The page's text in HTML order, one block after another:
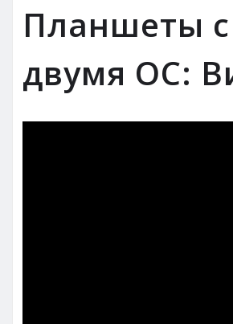
Планшеты с
двумя ОС: